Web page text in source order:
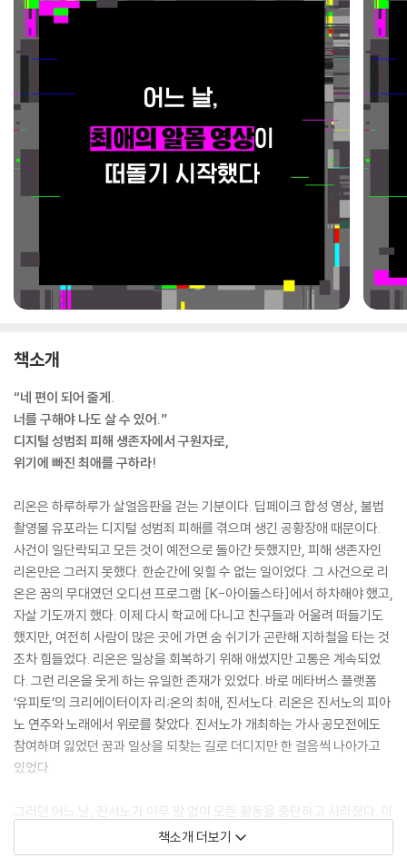
책소개
“네 편이 되어 줄게.
너를 구해야 나도 살 수 있어.”
디지털 성범죄 피해 생존자에서 구원자로,
위기에 빠진 최애를 구하라!
리온은 하루하루가 살얼음판을 걷는 기분이다. 딥페이크 합성 영상, 불법
촬영물 유포라는 디지털 성범죄 피해를 겪으며 생긴 공황장애 때문이다.
사건이 일단락되고 모든 것이 예전으로 돌아간 듯했지만, 피해 생존자인
리온만은 그러지 못했다. 한순간에 잊힐 수 없는 일이었다. 그 사건으로 리
온은 꿈의 무대였던 오디션 프로그램 [K-아이돌스타]에서 하차해야 했고,
자살 기도까지 했다. 이제 다시 학교에 다니고 친구들과 어울려 떠들기도
했지만, 여전히 사람이 많은 곳에 가면 숨 쉬기가 곤란해 지하철을 타는 것
조차 힘들었다. 리온은 일상을 회복하기 위해 애썼지만 고통은 계속되었
다. 그런 리온을 웃게 하는 유일한 존재가 있었다. 바로 메타버스 플랫폼
‘유피토’의 크리에이터이자 리;온의 최애, 진서노다. 리온은 진서노의 피아
노 연주와 노래에서 위로를 찾았다. 진서노가 개최하는 가사 공모전에도
참여하며 잃었던 꿈과 일상을 되찾는 길로 더디지만 한 걸음씩 나아가고
있었다.
그러던 어느 날, 진서노가 아무 말 없이 모든 활동을 중단하고 사라졌다. 이
내 또 다른 디지털 성범죄의 타깃이 되었음이 분명한 진서노에 관한 영상
이 지인들에게 먼저 유포되기 시작했다. 그 소식을 접한 리온은 망설임 없
책소개 더보기